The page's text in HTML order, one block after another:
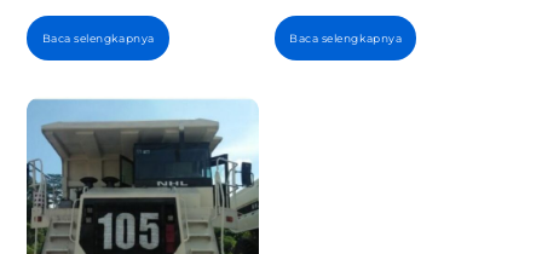
Baca selengkapnya Baca selengkapnya